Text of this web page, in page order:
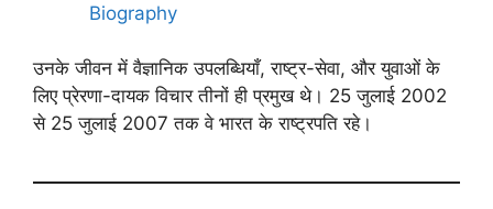
Biography
उनके जीवन में वैज्ञानिक उपलब्धियाँ, राष्ट्र-सेवा, और युवाओं के
लिए प्रेरणा-दायक विचार तीनों ही प्रमुख थे। 25 जुलाई 2002
से 25 जुलाई 2007 तक वे भारत के राष्ट्रपति रहे।